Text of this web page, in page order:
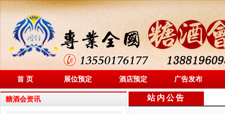
首 页 展位预定 酒店预定 广告发布
糖酒会资讯 站内公告